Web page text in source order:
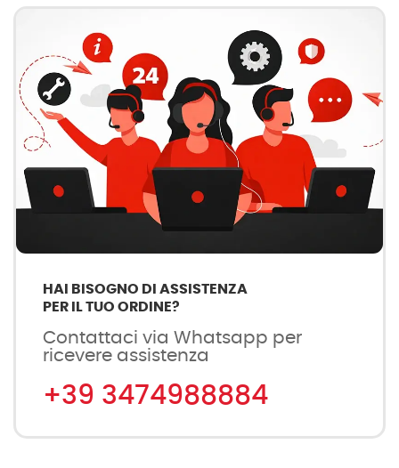
HAI BISOGNO DI ASSISTENZA
PER IL TUO ORDINE?
Contattaci via Whatsapp per
ricevere assistenza
+39 3474988884